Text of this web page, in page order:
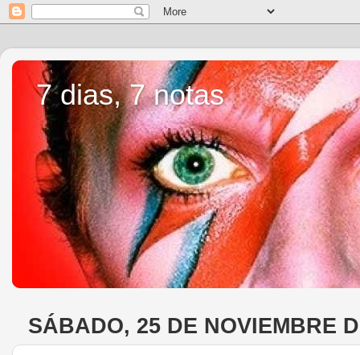
7 dias, 7 notas
SÁBADO, 25 DE NOVIEMBRE